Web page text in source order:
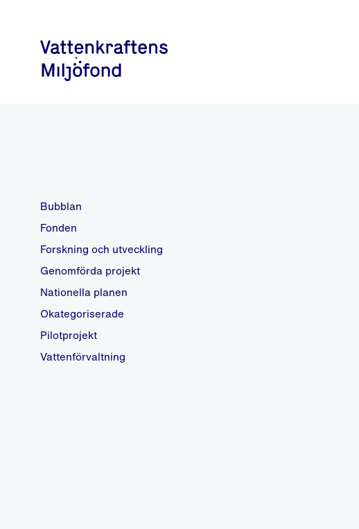
Bubblan
Fonden
Forskning och utveckling
Genomförda projekt
Nationella planen
Okategoriserade
Pilotprojekt
Vattenförvaltning